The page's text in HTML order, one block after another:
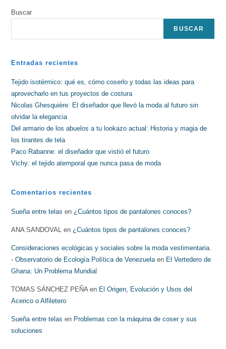
Buscar
BUSCAR
Entradas recientes
Tejido isotérmico: qué es, cómo coserlo y todas las ideas para
aprovecharlo en tus proyectos de costura
Nicolas Ghesquière: El diseñador que llevó la moda al futuro sin
olvidar la elegancia
Del armario de los abuelos a tu lookazo actual: Historia y magia de
los tirantes de tela
Paco Rabanne: el diseñador que vistió el futuro
Vichy: el tejido atemporal que nunca pasa de moda
Comentarios recientes
Sueña entre telas en ¿Cuántos tipos de pantalones conoces?
ANA SANDOVAL en ¿Cuántos tipos de pantalones conoces?
Consideraciones ecológicas y sociales sobre la moda vestimentaria.
- Observatorio de Ecología Política de Venezuela en El Vertedero de
Ghana: Un Problema Mundial
TOMAS SÁNCHEZ PEÑA en El Origen, Evolución y Usos del
Acerico o Alfiletero
Sueña entre telas en Problemas con la máquina de coser y sus
soluciones